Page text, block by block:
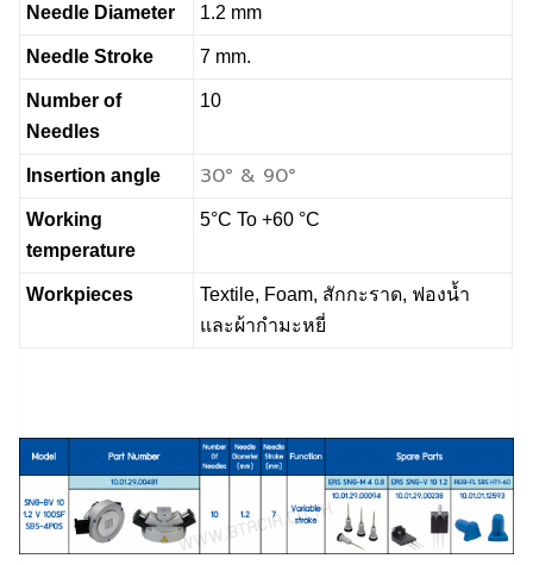
Needle Diameter 1.2 mm
Needle Stroke 7 mm.
Number of
Needles
10
Insertion angle 30° & 90°
Working
temperature
5°C To +60 °C
Workpieces
Textile, Foam, สักกะราด, ฟองน้ำ
และผ้ากำมะหยี่